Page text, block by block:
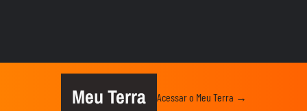
Meu Terra Acessar o Meu Terra →